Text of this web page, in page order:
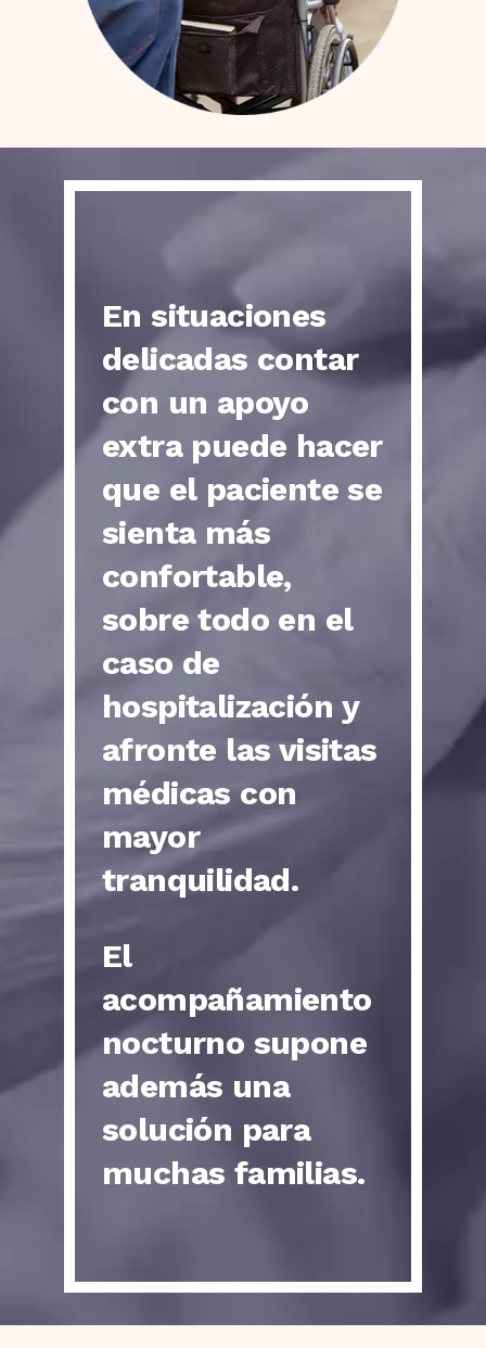
En situaciones
delicadas contar
con un apoyo
extra puede hacer
que el paciente se
sienta más
confortable,
sobre todo en el
caso de
hospitalización y
afronte las visitas
médicas con
mayor
tranquilidad.
El
acompañamiento
nocturno supone
además una
solución para
muchas familias.